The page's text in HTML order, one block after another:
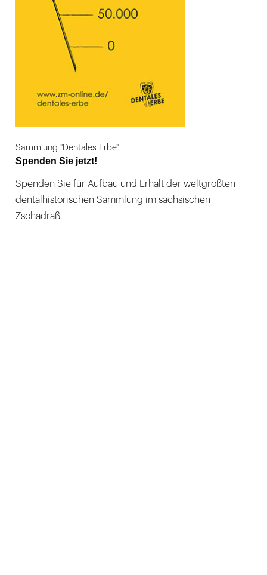
Sammlung "Dentales Erbe"
Spenden Sie jetzt!
Spenden Sie für Aufbau und Erhalt der weltgrößten
dentalhistorischen Sammlung im sächsischen
Zschadraß.